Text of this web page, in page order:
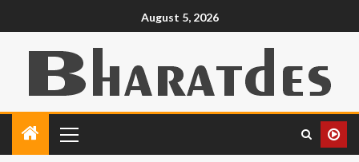
August 5, 2026